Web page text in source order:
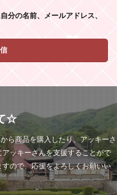
分の名前、メールアドレス、
☆
ら商品を購入したり、アッキーさ
ッキーさんを支援することがで
ので、応援をよろしくお願いい